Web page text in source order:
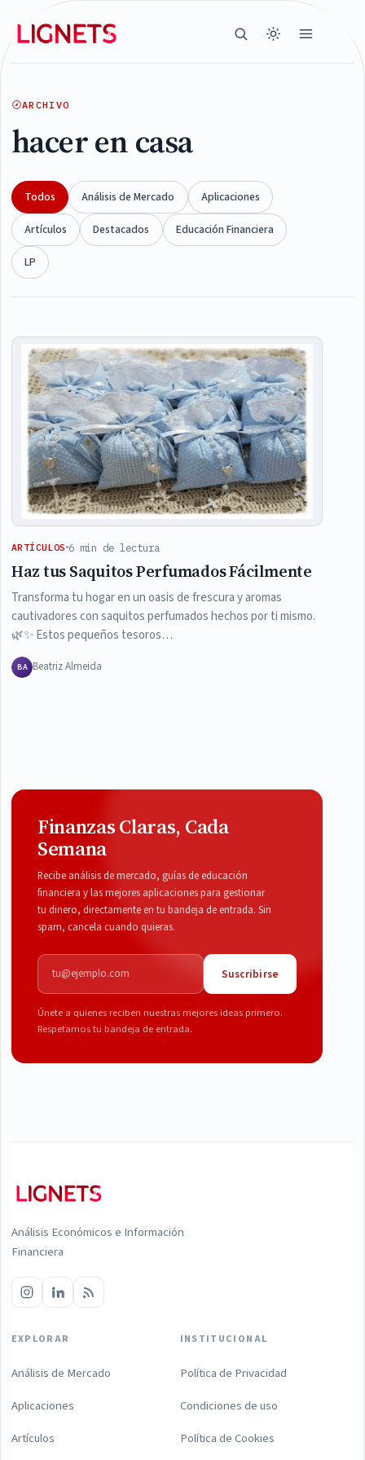
ARCHIVO
hacer en casa
Todos Análisis de Mercado
Aplicaciones
Artículos
Destacados
Educación Financiera
LP
Articles
ARTÍCULOS 6 min de lectura
Haz tus Saquitos Perfumados Fácilmente
Transforma tu hogar en un oasis de frescura y aromas
cautivadores con saquitos perfumados hechos por ti mismo.
🌿✨ Estos pequeños tesoros…
BA Beatriz Almeida
Finanzas Claras, Cada
Semana
Recibe análisis de mercado, guías de educación
financiera y las mejores aplicaciones para gestionar
tu dinero, directamente en tu bandeja de entrada. Sin
spam, cancela cuando quieras.
Correo electrónico
Suscribirse
Únete a quienes reciben nuestras mejores ideas primero.
Respetamos tu bandeja de entrada.
Análisis Económicos e Información
Financiera
EXPLORAR
Análisis de Mercado
Aplicaciones
Artículos
INSTITUCIONAL
Política de Privacidad
Condiciones de uso
Política de Cookies